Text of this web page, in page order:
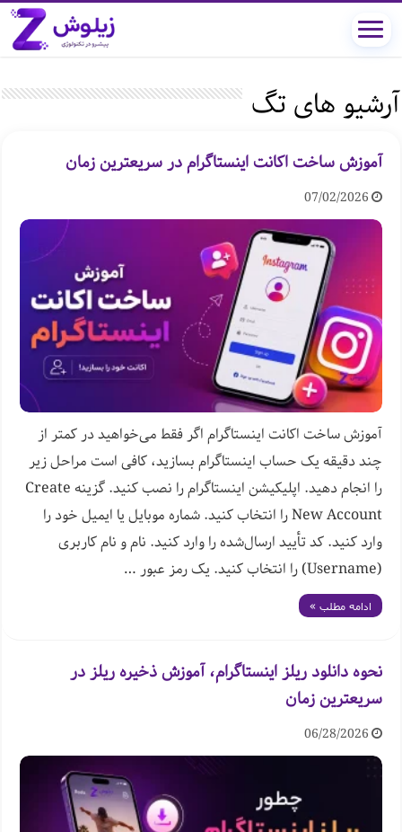
آرشیو های تگ
آموزش ساخت اکانت اینستاگرام در سریعترین زمان
07/02/2026
آموزش ساخت اکانت اینستاگرام اگر فقط می‌خواهید در کمتر از
چند دقیقه یک حساب اینستاگرام بسازید، کافی است مراحل زیر
را انجام دهید. اپلیکیشن اینستاگرام را نصب کنید. گزینه Create
New Account را انتخاب کنید. شماره موبایل یا ایمیل خود را
وارد کنید. کد تأیید ارسال‌شده را وارد کنید. نام و نام کاربری
(Username) را انتخاب کنید. یک رمز عبور …
ادامه مطلب »
نحوه دانلود ریلز اینستاگرام، آموزش ذخیره ریلز در
سریعترین زمان
06/28/2026